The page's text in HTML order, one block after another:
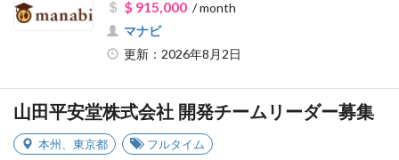
$ 915,000/ month
マナビ
更新：2026年8月2日
山田平安堂株式会社 開発チームリーダー募集
本州 東京都 フルタイム